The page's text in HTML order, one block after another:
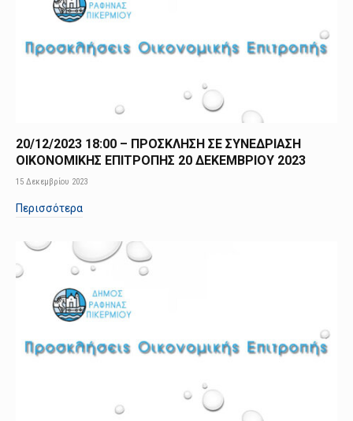
20/12/2023 18:00 – ΠΡΟΣΚΛΗΣΗ ΣΕ ΣΥΝΕΔΡΙΑΣΗ
ΟΙΚΟΝΟΜΙΚΗΣ ΕΠΙΤΡΟΠΗΣ 20 ΔΕΚΕΜΒΡΙΟΥ 2023
15 Δεκεμβρίου 2023
Περισσότερα